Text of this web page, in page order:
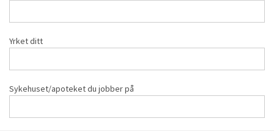
Yrket ditt
Sykehuset/apoteket du jobber på